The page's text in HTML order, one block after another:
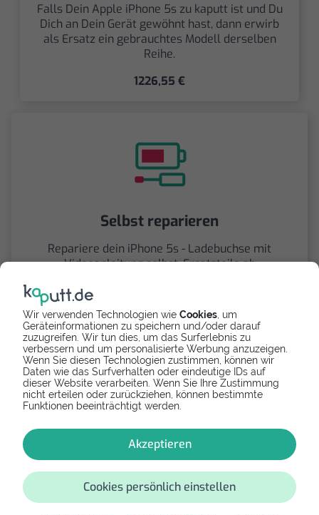
Wir verwenden Technologien wie Cookies , um
Geräteinformationen zu speichern und/oder darauf
zuzugreifen. Wir tun dies, um das Surferlebnis zu
verbessern und um personalisierte Werbung anzuzeigen.
Wenn Sie diesen Technologien zustimmen, können wir
Daten wie das Surfverhalten oder eindeutige IDs auf
dieser Website verarbeiten. Wenn Sie Ihre Zustimmung
nicht erteilen oder zurückziehen, können bestimmte
Funktionen beeinträchtigt werden.
Akzeptieren
Cookies persönlich einstellen
Falls Dein Apple iPhone 5s zu kaputt ist und Du
Dich an Dein Gerät gewöhnt hast, dann erwirb
als Ersatz ein gebrauchtes Modell derselben
Reihe.
1226,55 €
Selbst reparieren
Repariere dein iPhone 5s - Ladebuchse mit
Videoanleitung selbst. Ersatzteile ab
Spende Dein Gerät über
handysfuerdieumwelt.de
für einen guten Zweck.